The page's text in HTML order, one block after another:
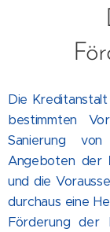
Die
bestimmten
Sanierung
Angeboten der
und die
durchaus eine
Förderung der